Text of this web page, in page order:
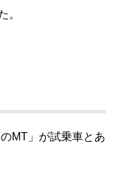
。
MT」が試乗車とあ